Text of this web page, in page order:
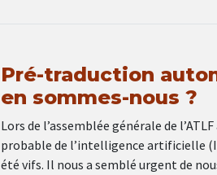
Pré-traduction
en sommes-nous ?
Lors de l’assemblée générale de
probable de l’intelligence artificielle
été vifs. Il nous a semblé urgent de